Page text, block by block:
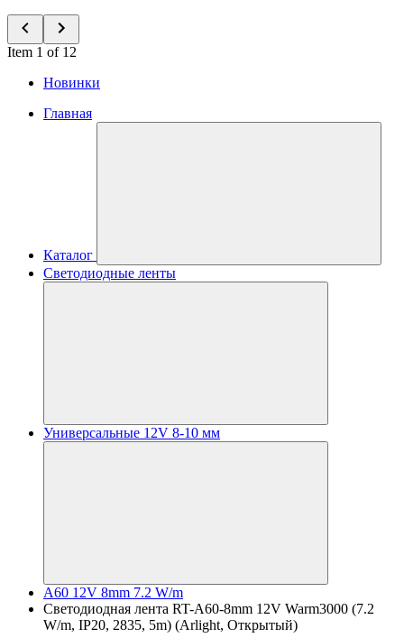
Item 1 of 12
Новинки
Главная
Каталог
Светодиодные ленты
Универсальные 12V 8-10 мм
A60 12V 8mm 7.2 W/m
Светодиодная лента RT-A60-8mm 12V Warm3000 (7.2
W/m, IP20, 2835, 5m) (Arlight, Открытый)